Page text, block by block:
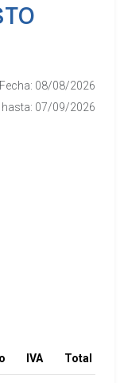
Fecha: 08/08/2026
07/09/2026
IVA Total